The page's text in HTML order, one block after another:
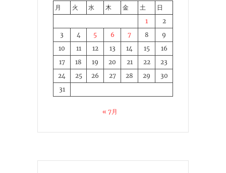
月
火 水 木 金 土
日
1
2
3
4 5 6 7 8
9
10
11 12 13 14 15
16
17
18 19 20 21 22
23
24
25 26 27 28 29
30
31
« 7月